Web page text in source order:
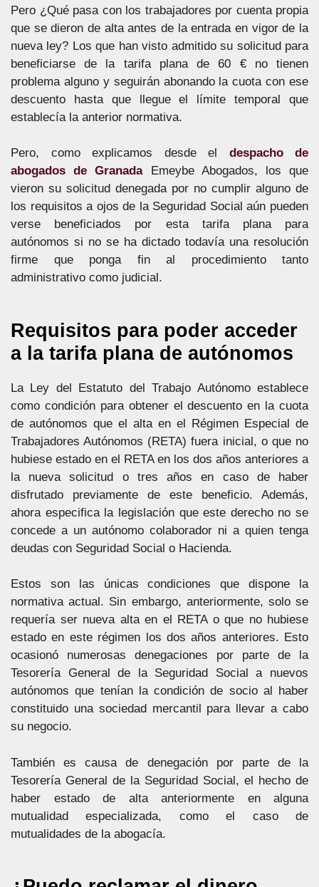
Pero ¿Qué pasa con los trabajadores por cuenta propia
que se dieron de alta antes de la entrada en vigor de la
nueva ley? Los que han visto admitido su solicitud para
beneficiarse de la tarifa plana de 60 € no tienen
problema alguno y seguirán abonando la cuota con ese
descuento hasta que llegue el límite temporal que
establecía la anterior normativa.
Pero, como explicamos desde el despacho de
abogados de GranadaEmeybe Abogados, los que
vieron su solicitud denegada por no cumplir alguno de
los requisitos a ojos de la Seguridad Social aún pueden
verse beneficiados por esta tarifa plana para
autónomos si no se ha dictado todavía una resolución
firme que ponga fin al procedimiento tanto
administrativo como judicial.
Requisitos para poder acceder
a la tarifa plana de autónomos
La Ley del Estatuto del Trabajo Autónomo establece
como condición para obtener el descuento en la cuota
de autónomos que el alta en el Régimen Especial de
Trabajadores Autónomos (RETA) fuera inicial, o que no
hubiese estado en el RETA en los dos años anteriores a
la nueva solicitud o tres años en caso de haber
disfrutado previamente de este beneficio. Además,
ahora especifica la legislación que este derecho no se
concede a un autónomo colaborador ni a quien tenga
deudas con Seguridad Social o Hacienda.
Estos son las únicas condiciones que dispone la
normativa actual. Sin embargo, anteriormente, solo se
requería ser nueva alta en el RETA o que no hubiese
estado en este régimen los dos años anteriores. Esto
ocasionó numerosas denegaciones por parte de la
Tesorería General de la Seguridad Social a nuevos
autónomos que tenían la condición de socio al haber
constituido una sociedad mercantil para llevar a cabo
su negocio.
También es causa de denegación por parte de la
Tesorería General de la Seguridad Social, el hecho de
haber estado de alta anteriormente en alguna
mutualidad especializada, como el caso de
mutualidades de la abogacía.